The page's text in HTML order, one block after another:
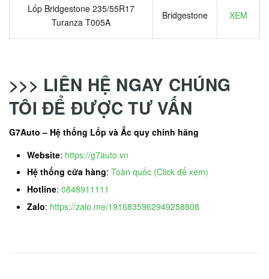
Lốp Bridgestone 235/55R17
Turanza T005A
Bridgestone XEM
>>> LIÊN HỆ NGAY CHÚNG
TÔI ĐỂ ĐƯỢC TƯ VẤN
G7Auto – Hệ thống Lốp và Ắc quy chính hãng
Website: https://g7auto.vn
Hệ thống cửa hàng: Toàn quốc (Click để xem)
Hotline: 0848911111
Zalo: https://zalo.me/1916835962949258808